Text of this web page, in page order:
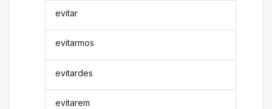
evitar
evitarmos
evitardes
evitarem